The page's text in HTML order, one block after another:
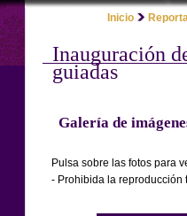
Inicio
Inauguración
guiadas
Galería de
Pulsa sobre las fotos para
- Prohibida la reproducción